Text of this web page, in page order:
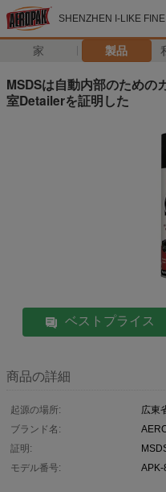
SHENZHEN I-LIKE
家 製品
MSDSは自動内部のための
室Detailerを証明した
ベストプライス
商品の詳細
起源の場所:
広東
ブランド名:
証明:
モデル番号: